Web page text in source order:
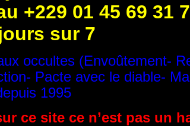
+229 01 45 69 31
sur 7
occultes (Envoûtement-
Pacte avec le diable-
1995
ce site ce n’est pas un